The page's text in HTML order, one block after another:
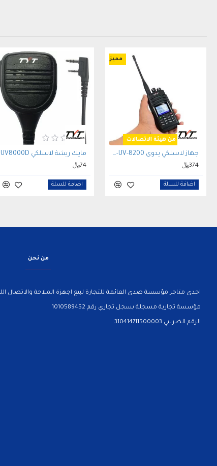
مميز
مصرح من هيئة الاتصالات
جهاز لاسلكي يدوى TYT TH-UV-8200 مصرح من هيئة الاتصالات
374﷼
اضافة للسلة
74﷼
اضافة للسلة
من نحن
احدى متاجر مؤسسة صدى العائمة للتجارة لبيع اجهزة الملاحة والاتصال
مؤسسة تجارية مسجلة بسجل تجاري رقم 1010589452
الرقم الضريبي 310414711500003